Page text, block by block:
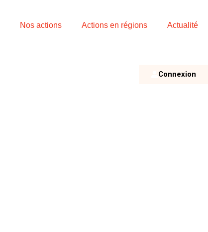
Nos actions Actions en régions Actualité
Connexion